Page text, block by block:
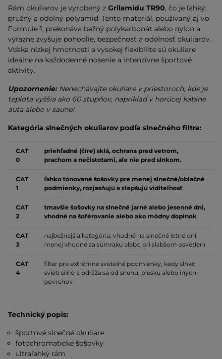
Rám okuliarov je vyrobený z Grilamidu TR90, čo je ľahký,
pružný a odolný polyamid. Tento materiál, používaný aj vo
Formule 1, prekonáva bežný polykarbonát alebo nylon a
výrazne zvyšuje pohodlie, bezpečnosť a odolnosť okuliarov.
Vďaka nízkej hmotnosti a vysokej flexibilite sú okuliare
ideálne na každodenné nosenie a intenzívne športové
aktivity.
Upozornenie:Nenechávajte okuliare v priestoroch, kde je
teplota vyššia ako 60 stupňov, napríklad v horúcej kabíne
auta alebo v saune!
Kategória slnečných okuliarov podľa slnečného filtra:
CAT
0
priehľadné (číre) sklá, ochrana pred vetrom,
prachom a nečistotami, ale nie pred slnkom.
CAT
1
ľahko tónované šošovky pre menej slnečné/oblačné
podmienky, rozjasňujú a zlepšujú viditeľnosť
CAT
2
tmavšie šošovky na slnečné jarné alebo jesenné dni,
vhodné na šoférovanie alebo ako módny doplnok
CAT
3
najbežnejšia kategória, vhodné na slnečné letné dni,
menej vhodné za súmraku alebo pri slabšom osvetlení
CAT
4
filter pre extrémne svetelné podmienky, kedy slnko
svieti silno a odráža sa od snehu, piesku alebo iných
povrchov
Technický popis:
športové slnečné okuliare
fotochromatické šošovky
ultraľahký rám